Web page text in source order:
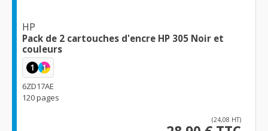
HP
Pack de 2 cartouches d'encre HP 305 Noir et
couleurs
1 1
6ZD17AE
120 pages
(24,08 HT)